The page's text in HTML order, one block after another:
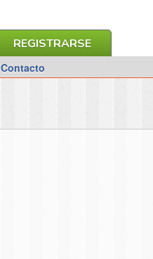
REGISTRARSE
Contacto